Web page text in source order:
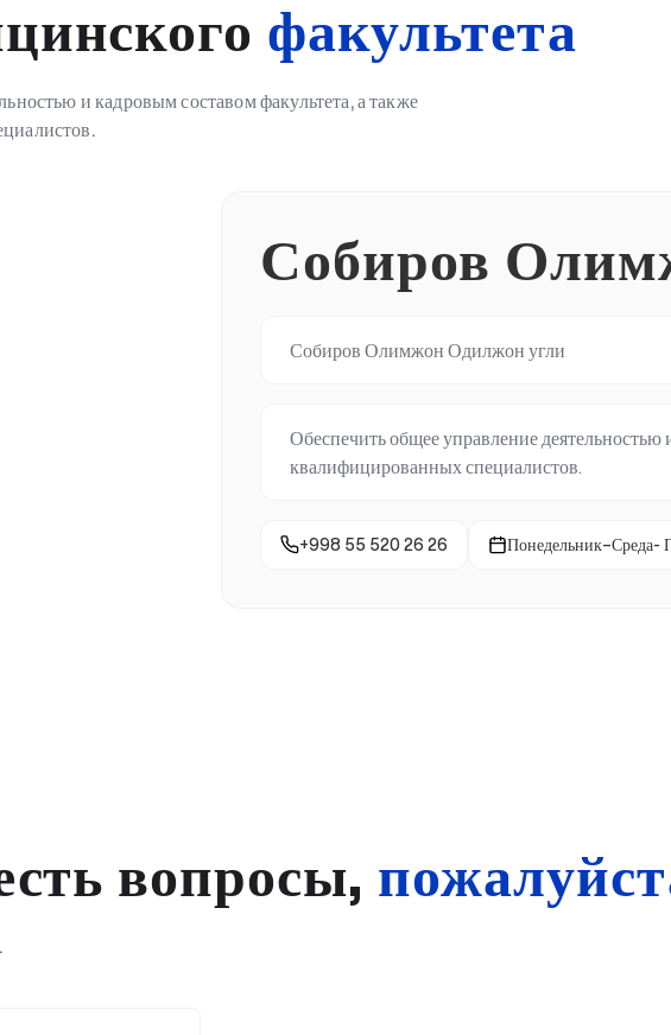
факультета
и кадровым составом факультета, а также
Собиров
Собиров Олимжон Одилжон угли
Обеспечить общее управление деятельностью
квалифицированных специалистов.
+998 55 520 26 26
вопросы,